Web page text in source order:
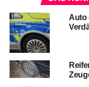
Auto